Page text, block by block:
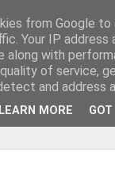
from Google
Your IP address
along with
of service,
and address
LEARN MORE